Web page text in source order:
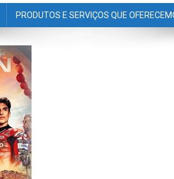
PRODUTOS E SERVIÇOS QUE